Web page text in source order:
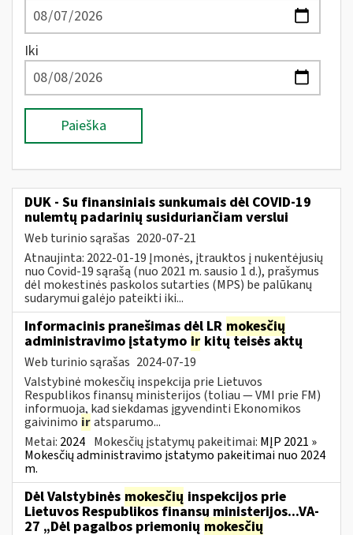
Iki
Paieška
DUK - Su finansiniais sunkumais dėl COVID-19
nulemtų padarinių susiduriančiam verslui
Web turinio sąrašas 2020-07-21
Atnaujinta: 2022-01-19 Įmonės, įtrauktos į nukentėjusių
nuo Covid-19 sąrašą (nuo 2021 m. sausio 1 d.), prašymus
dėl mokestinės paskolos sutarties (MPS) be palūkanų
sudarymui galėjo pateikti iki...
Informacinis pranešimas dėl LR mokesčių
administravimo įstatymo ir kitų teisės aktų
Web turinio sąrašas 2024-07-19
Valstybinė mokesčių inspekcija prie Lietuvos
Respublikos finansų ministerijos (toliau — VMI prie FM)
informuoja, kad siekdamas įgyvendinti Ekonomikos
gaivinimo iratsparumo...
Metai: 2024 Mokesčių įstatymų pakeitimai: MĮP 2021 »
Mokesčių administravimo įstatymo pakeitimai nuo 2024
m.
Dėl Valstybinės mokesčių inspekcijos prie
Lietuvos Respublikos finansų ministerijos...VA-
27 „Dėl pagalbos priemonių mokesčių